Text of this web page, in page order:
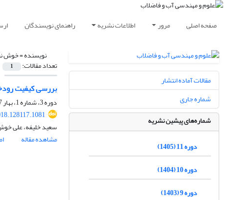
صفحه اصلی مرور اطلاعات نشریه راهنمای نویسندگان
نویسنده =خوش
تعداد مقالات: 1
بررسی کیفیت
دوره 3، شماره 1، بهار 1397، صفحه
سعید خلیفه، علی
مشاهده مقاله
مقالات آماده انتشار
شماره جاری
شماره‌های پیشین نشریه
دوره 11 (1405)
دوره 10 (1404)
دوره 9 (1403)